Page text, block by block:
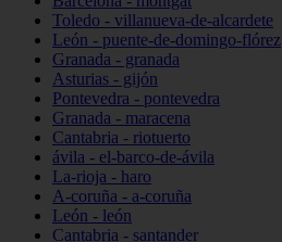
Toledo - villanueva-de-alcardete
León - puente-de-domingo-flórez
Granada - granada
Asturias - gijón
Pontevedra - pontevedra
Granada - maracena
Cantabria - riotuerto
ávila - el-barco-de-ávila
La-rioja - haro
A-coruña - a-coruña
León - león
Cantabria - santander